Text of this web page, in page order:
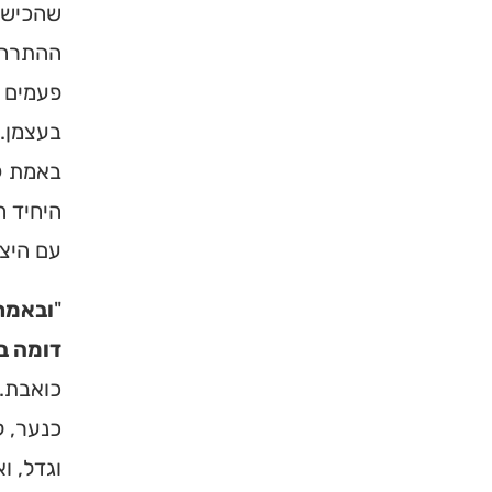
פעמים
באמת
היחיד
עם
"
דומה
כנער,
וגדל,
ברסלב בארץ
תורה, כתובות